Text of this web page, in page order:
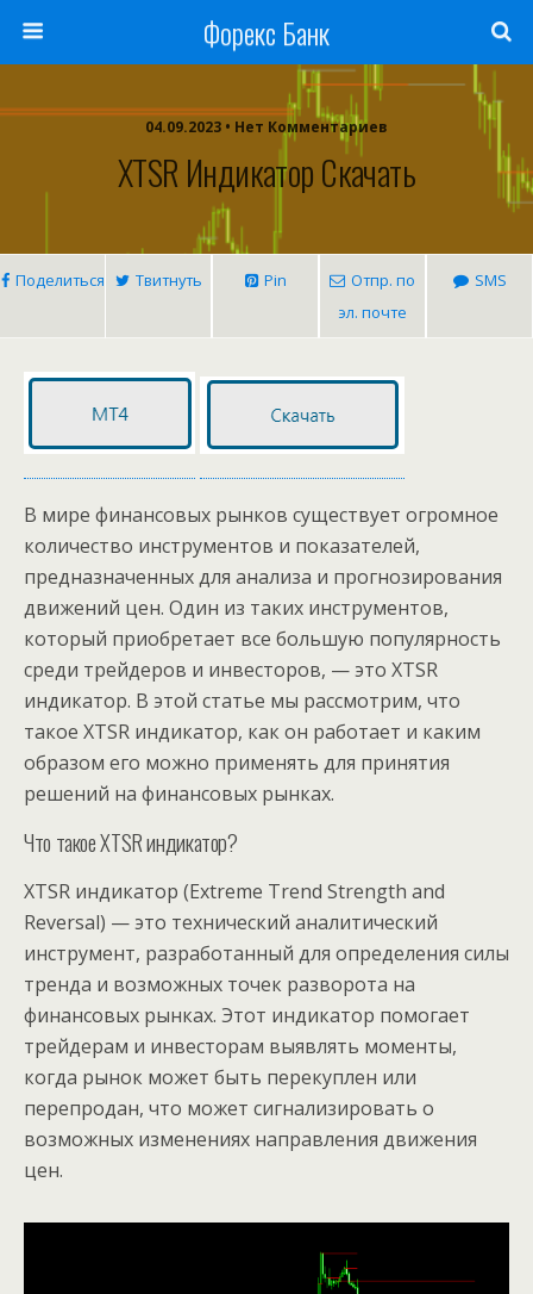
Форекс Банк
04.09.2023 • Нет Комментариев
XTSR Индикатор Скачать
Поделиться Твитнуть Pin
Отпр. по
эл. почте
SMS
В мире финансовых рынков существует огромное
количество инструментов и показателей,
предназначенных для анализа и прогнозирования
движений цен. Один из таких инструментов,
который приобретает все большую популярность
среди трейдеров и инвесторов, — это XTSR
индикатор. В этой статье мы рассмотрим, что
такое XTSR индикатор, как он работает и каким
образом его можно применять для принятия
решений на финансовых рынках.
Что такое XTSR индикатор?
XTSR индикатор (Extreme Trend Strength and
Reversal) — это технический аналитический
инструмент, разработанный для определения силы
тренда и возможных точек разворота на
финансовых рынках. Этот индикатор помогает
трейдерам и инвесторам выявлять моменты,
когда рынок может быть перекуплен или
перепродан, что может сигнализировать о
возможных изменениях направления движения
цен.